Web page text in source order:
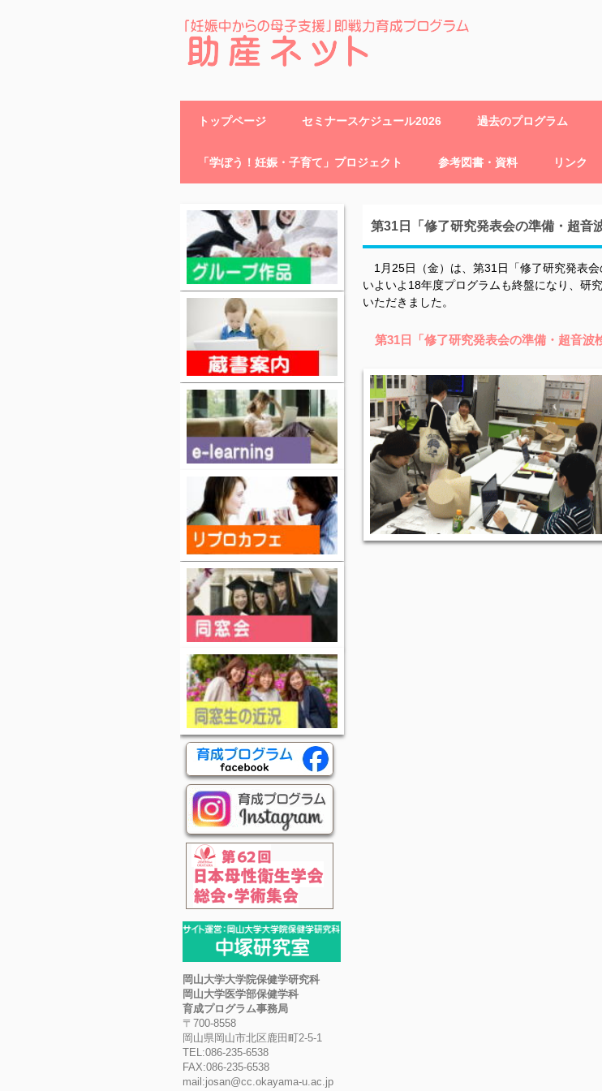
トップページ セミナースケジュール2026 過去のプログラム
「学ぼう！妊娠・子育て」プロジェクト 参考図書・資料 リンク
第31日「修了研究発表会の準備・超音
1月25日（金）は、第31日「修了研究発表会
いよいよ18年度プログラムも終盤になり、研
いただきました。
第31日「修了研究発表会の準備・超音波
岡山大学大学院保健学研究科
岡山大学医学部保健学科
育成プログラム事務局
〒700-8558
岡山県岡山市北区鹿田町2-5-1
TEL:086-235-6538
FAX:086-235-6538
mail:josan@cc.okayama-u.ac.jp